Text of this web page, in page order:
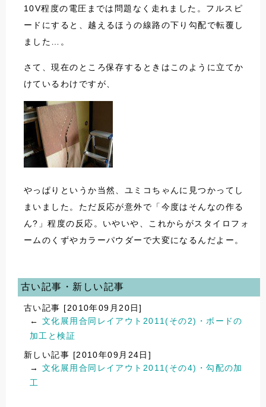
10V程度の電圧までは問題なく走れました。フルスピ
ードにすると、越えるほうの線路の下り勾配で転覆し
ました…。
さて、現在のところ保存するときはこのように立てか
けているわけですが、
やっぱりというか当然、ユミコちゃんに見つかってし
まいました。ただ反応が意外で「今度はそんなの作る
ん?」程度の反応。いやいや、これからがスタイロフォ
ームのくずやカラーパウダーで大変になるんだよー。
古い記事・新しい記事
古い記事 [2010年09月20日]
← 文化展用合同レイアウト2011(その2)・ボードの
加工と検証
新しい記事 [2010年09月24日]
→ 文化展用合同レイアウト2011(その4)・勾配の加
工